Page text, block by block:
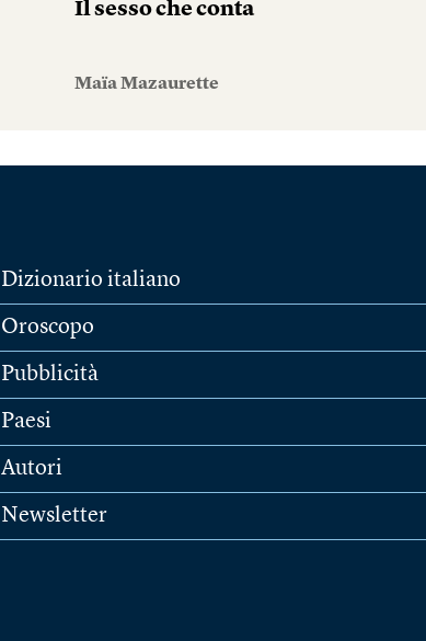
Il sesso che conta
Maïa Mazaurette
Dizionario italiano
Oroscopo
Pubblicità
Paesi
Autori
Newsletter